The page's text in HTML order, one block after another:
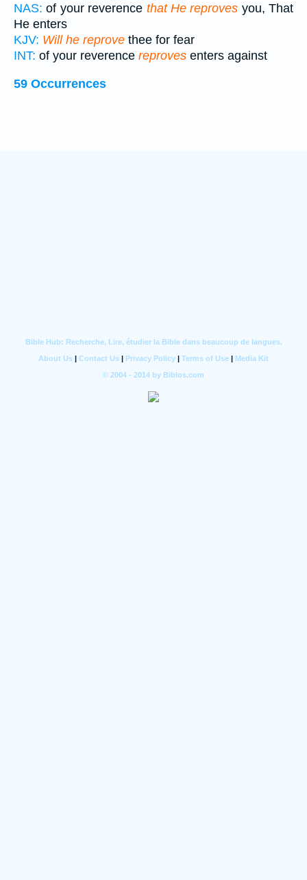
NAS: of your reverence that He reproves you, That
He enters
KJV: Will he reprove thee for fear
INT: of your reverence reproves enters against
59 Occurrences